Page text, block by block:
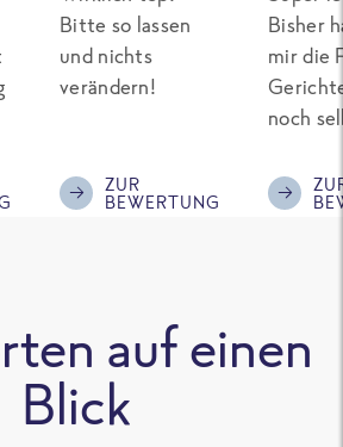
Bitte so lassen
und nichts
verändern!
ZUR
BEWERTUNG
Bisher
mir die
noch
Eiweiß.
was
auf einen
Blick